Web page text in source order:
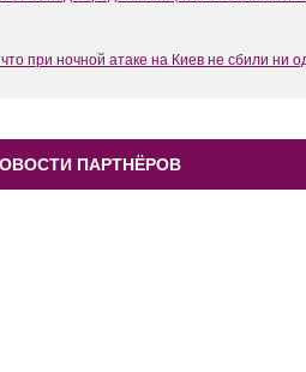
при ночной атаке на Киев не сбили ни
ПАРТНЁРОВ